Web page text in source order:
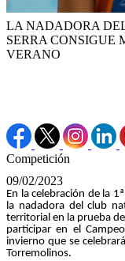
LA NADADORA
SERRA CONSIGUE
VERANO
Competición
09/02/2023
En la celebración de la
la nadadora del club
territorial en la prueba
participar en el
invierno que se
Torremolinos.